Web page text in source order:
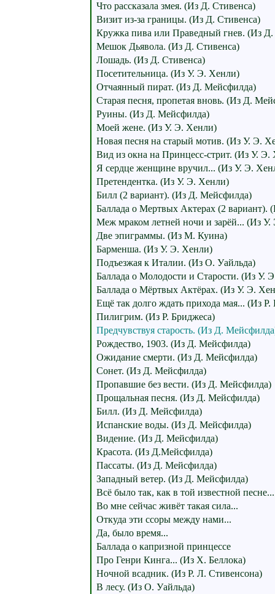
Что рассказала змея. (Из Д. Стивенса)
Визит из-за границы. (Из Д. Стивенса)
Кружка пива или Праведный гнев. (Из Д.
Мешок Дьявола. (Из Д. Стивенса)
Лошадь. (Из Д. Стивенса)
Посетительница. (Из У. Э. Хенли)
Отчаянный пират. (Из Д. Мейсфилда)
Старая песня, пропетая вновь. (Из Д.
Руины. (Из Д. Мейсфилда)
Моей жене. (Из У. Э. Хенли)
Новая песня на старый мотив. (Из У. Э.
Вид из окна на Принцесс-стрит. (Из У. Э.
Я сердце женщине вручил... (Из У. Э.
Претендентка. (Из У. Э. Хенли)
Билл (2 вариант). (Из Д. Мейсфилда)
Баллада о Мертвых Актерах (2 вариант).
Меж мраком летней ночи и зарёй... (Из
Две эпиграммы. (Из М. Куина)
Барменша. (Из У. Э. Хенли)
Подъезжая к Италии. (Из О. Уайльда)
Баллада о Молодости и Старости. (Из У.
Баллада о Мёртвых Актёрах. (Из У. Э.
Ещё так долго ждать прихода мая... (Из Р.
Пилигрим. (Из Р. Бриджеса)
Предчувствуя старость. (Из Д.
Рождество, 1903. (Из Д. Мейсфилда)
Ожидание смерти. (Из Д. Мейсфилда)
Сонет. (Из Д. Мейсфилда)
Пропавшие без вести. (Из Д. Мейсфилда)
Прощальная песня. (Из Д. Мейсфилда)
Билл. (Из Д. Мейсфилда)
Испанские воды. (Из Д. Мейсфилда)
Видение. (Из Д. Мейсфилда)
Красота. (Из Д.Мейсфилда)
Пассаты. (Из Д. Мейсфилда)
Западный ветер. (Из Д. Мейсфилда)
Всё было так, как в той известной песне...
Во мне сейчас живёт такая сила...
Откуда эти ссоры между нами...
Да, было время...
Баллада о капризной принцессе
Про Генри Кинга... (Из Х. Беллока)
Ночной всадник. (Из Р. Л. Стивенсона)
В лесу. (Из О. Уайльда)